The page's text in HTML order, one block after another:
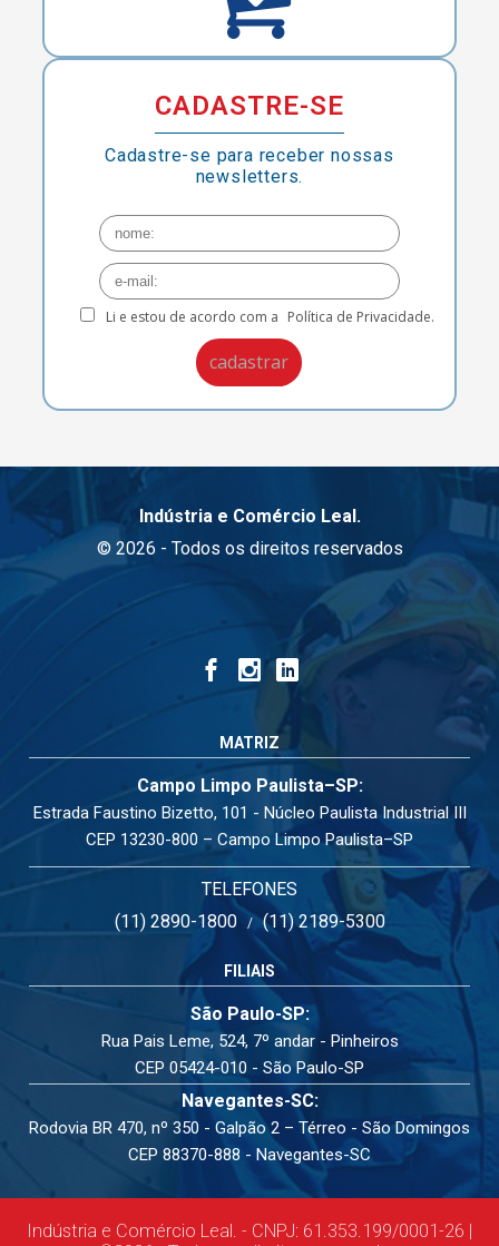
CADASTRE-SE
Cadastre-se para receber nossas
newsletters.
Li e estou de acordo com a Política de Privacidade.
Indústria e Comércio Leal.
© 2026 - Todos os direitos reservados
MATRIZ
Campo Limpo Paulista–SP:
Estrada Faustino Bizetto, 101 - Núcleo Paulista Industrial III
CEP 13230-800 – Campo Limpo Paulista–SP
TELEFONES
(11) 2890-1800/(11) 2189-5300
FILIAIS
São Paulo-SP:
Rua Pais Leme, 524, 7º andar - Pinheiros
CEP 05424-010 - São Paulo-SP
Navegantes-SC:
Rodovia BR 470, nº 350 - Galpão 2 – Térreo - São Domingos
CEP 88370-888 - Navegantes-SC
Indústria e Comércio Leal. - CNPJ: 61.353.199/0001-26 |